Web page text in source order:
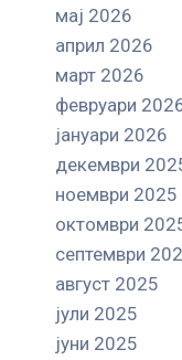
мај 2026
април 2026
март 2026
февруари
јануари 2026
декември
ноември 2025
октомври
септември
август 2025
јули 2025
јуни 2025